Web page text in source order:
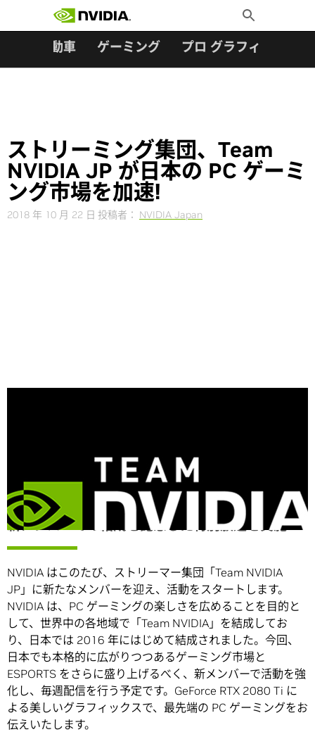
Toggle
Search
自動車 ゲーミング プロ グラフィックス
ストリーミング集団、Team
NVIDIA JP が日本の PC ゲーミ
ング市場を加速!
2018 年 10 月 22 日 投稿者： NVIDIA Japan
新メンバーでの結成を記念した特別放送を実施
NVIDIA はこのたび、ストリーマー集団「Team NVIDIA
JP」に新たなメンバーを迎え、活動をスタートします。
NVIDIA は、PC ゲーミングの楽しさを広めることを目的と
して、世界中の各地域で「Team NVIDIA」を結成してお
り、日本では 2016 年にはじめて結成されました。今回、
日本でも本格的に広がりつつあるゲーミング市場と
ESPORTS をさらに盛り上げるべく、新メンバーで活動を強
化し、毎週配信を行う予定です。GeForce RTX 2080 Ti に
よる美しいグラフィックスで、最先端の PC ゲーミングをお
伝えいたします。